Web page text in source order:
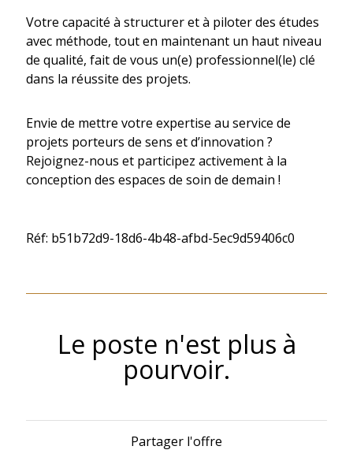
Votre capacité à structurer et à piloter des études
avec méthode, tout en maintenant un haut niveau
de qualité, fait de vous un(e) professionnel(le) clé
dans la réussite des projets.
Envie de mettre votre expertise au service de
projets porteurs de sens et d’innovation ?
Rejoignez-nous et participez activement à la
conception des espaces de soin de demain !
Réf: b51b72d9-18d6-4b48-afbd-5ec9d59406c0
Le poste n'est plus à
pourvoir.
Partager l'offre